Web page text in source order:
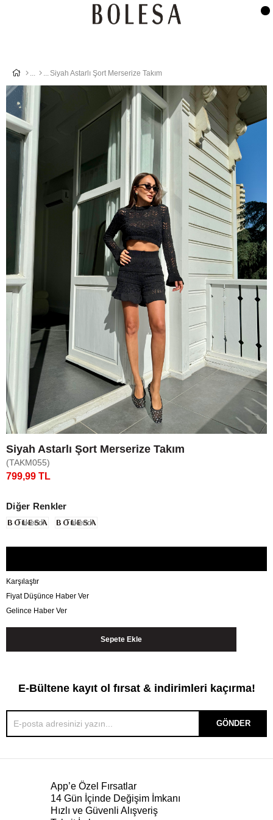
Siyah Astarlı Şort Merserize Takım
Siyah Astarlı Şort Merserize Takım
(TAKM055)
799,99 TL
Diğer Renkler
Tükendi Tükendi
Karşılaştır
Fiyat Düşünce Haber Ver
Gelince Haber Ver
E-Bültene kayıt ol fırsat & indirimleri kaçırma!
GÖNDER
App’e Özel Fırsatlar
14 Gün İçinde Değişim İmkanı
Hızlı ve Güvenli Alışveriş